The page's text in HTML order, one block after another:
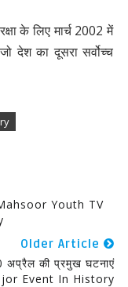
के लिए मार्च 2002 में
देश का दूसरा सर्वोच्च
Mahsoor Youth TV
Older Article
अप्रैल की प्रमुख घटनाएं
Event In History